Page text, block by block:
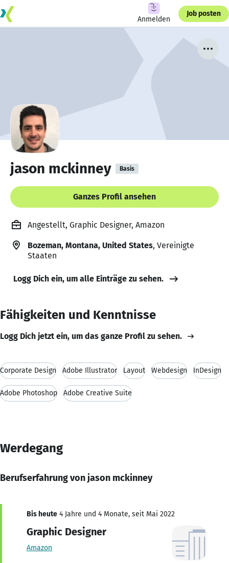
Anmelden
Job posten
jason mckinney Basis
Ganzes Profil ansehen
Angestellt, Graphic Designer, Amazon
Bozeman, Montana, United States, Vereinigte
Staaten
Logg Dich ein, um alle Einträge zu sehen.
Fähigkeiten und Kenntnisse
Logg Dich jetzt ein, um das ganze Profil zu sehen.
Corporate Design Adobe Illustrator Layout Webdesign InDesign
Adobe Photoshop Adobe Creative Suite
Werdegang
Berufserfahrung von jason mckinney
Bis heute 4 Jahre und 4 Monate, seit Mai 2022
Graphic Designer
Amazon